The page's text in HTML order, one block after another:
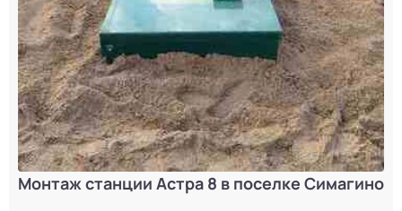
Монтаж станции Астра 8 в поселке Симагино